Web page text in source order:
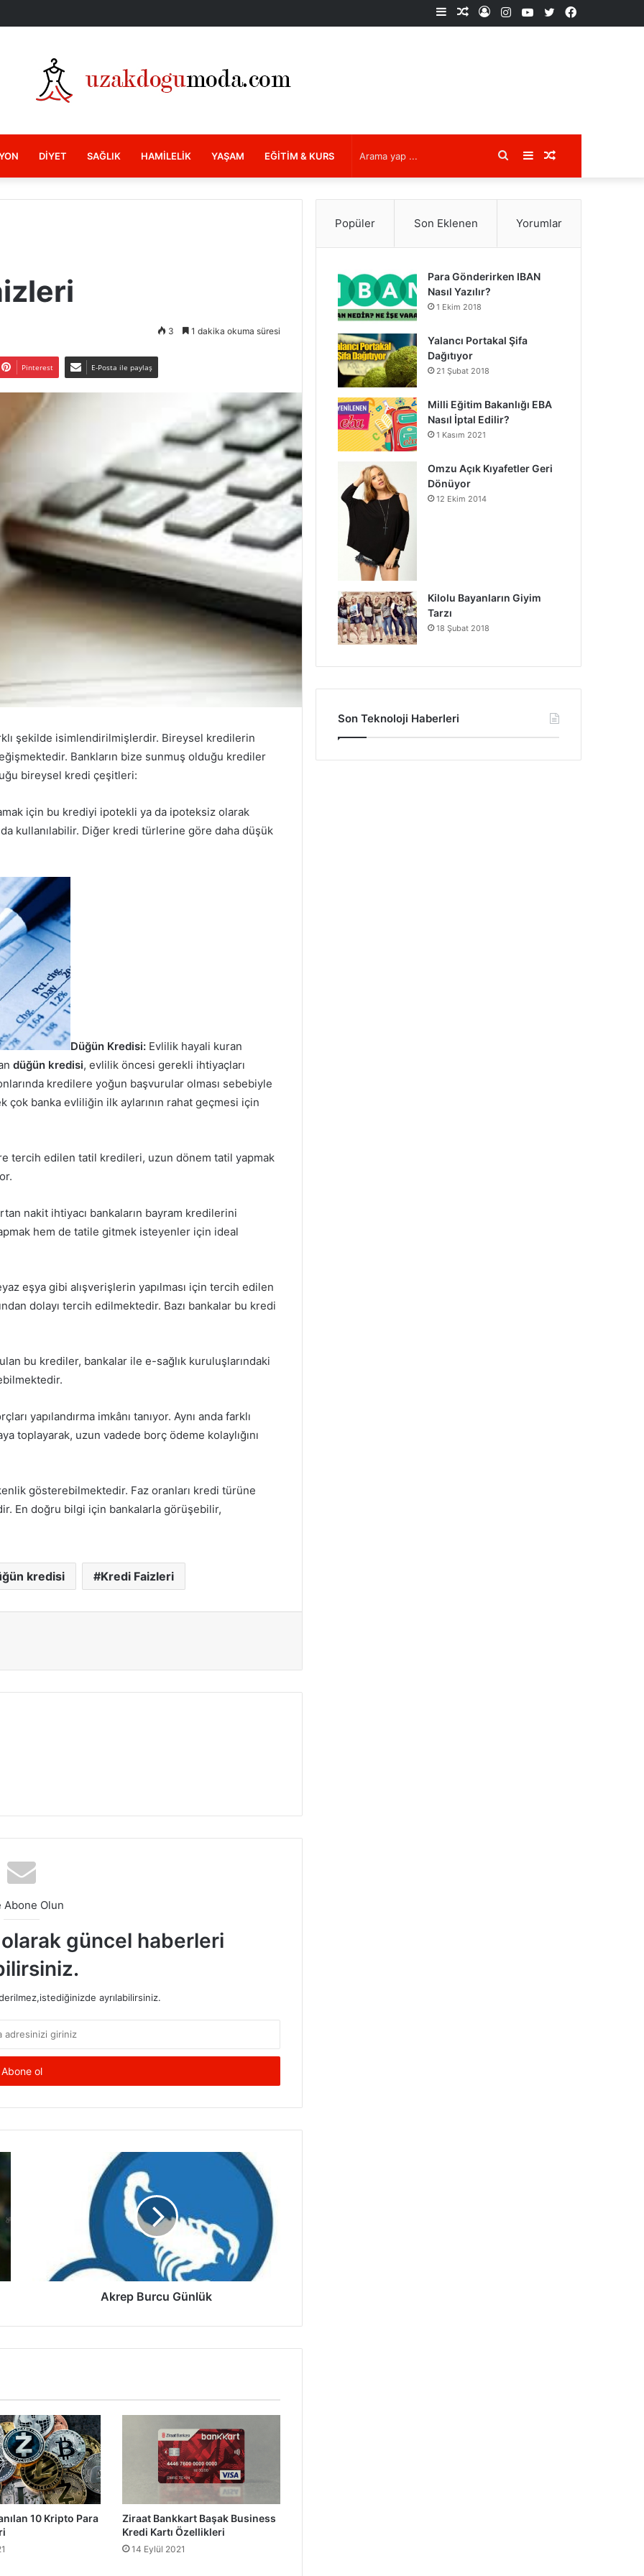
Facebook
X
YouTube
Instagram
Kayıt
Rastgele
Kenar
DIYET SAĞLIK HAMILELIK YAŞAM EĞITIM & KURS Rastgele
Makale
Kenar
Bölmesi
Arama
yap
3 1 dakika okuma süresi
Pinterest E-Posta ile paylaş
şekilde isimlendirilmişlerdir. Bireysel kredilerin
Bankların bize sunmuş olduğu krediler
bireysel kredi çeşitleri:
için bu krediyi ipotekli ya da ipoteksiz olarak
kullanılabilir. Diğer kredi türlerine göre daha düşük
Düğün Kredisi: Evlilik hayali kuran
düğün kredisi, evlilik öncesi gerekli ihtiyaçları
kredilere yoğun başvurular olması sebebiyle
çok banka evliliğin ilk aylarının rahat geçmesi için
tercih edilen tatil kredileri, uzun dönem tatil yapmak
nakit ihtiyacı bankaların bayram kredilerini
hem de tatile gitmek isteyenler için ideal
eşya gibi alışverişlerin yapılması için tercih edilen
dolayı tercih edilmektedir. Bazı bankalar bu kredi
bu krediler, bankalar ile e-sağlık kuruluşlarındaki
yapılandırma imkânı tanıyor. Aynı anda farklı
toplayarak, uzun vadede borç ödeme kolaylığını
gösterebilmektedir. Faz oranları kredi türüne
En doğru bilgi için bankalarla görüşebilir,
kredisi Kredi Faizleri
Abone Olun
güncel haberleri
ayrılabilirsiniz.
Akrep Burcu Günlük
10 Kripto Para
Ziraat Bankkart Başak Business
Kredi Kartı Özellikleri
14 Eylül 2021
Popüler Son Eklenen Yorumlar
Para Gönderirken IBAN
Nasıl Yazılır?
1 Ekim 2018
Yalancı Portakal Şifa
Dağıtıyor
21 Şubat 2018
Milli Eğitim Bakanlığı EBA
Nasıl İptal Edilir?
1 Kasım 2021
Omzu Açık Kıyafetler Geri
Dönüyor
12 Ekim 2014
Kilolu Bayanların Giyim
Tarzı
18 Şubat 2018
Son Teknoloji Haberleri